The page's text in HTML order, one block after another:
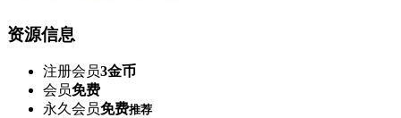
资源信息
注册会员3金币
会员免费
永久会员免费推荐